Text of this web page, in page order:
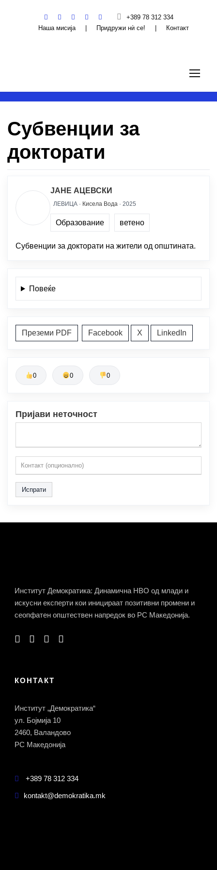
+389 78 312 334
Наша мисија
Придружи нѝ се! Контакт
Субвенции за
докторати
ЈАНЕ АЦЕВСКИ
ЛЕВИЦА · Кисела Вода · 2025
Образование ветено
Субвенции за докторати на жители од општината.
Повеќе
Преземи PDF Facebook X LinkedIn
0 0 0
Пријави неточност
Испрати
Институт Демократика: Динамична НВО од млади и
искусни експерти кои иницираат позитивни промени и
сеопфатен општествен напредок во РС Македонија.
КОНТАКТ
Институт „Демократика“
ул. Бојмија 10
2460, Валандово
РС Македонија
+389 78 312 334
kontakt@demokratika.mk